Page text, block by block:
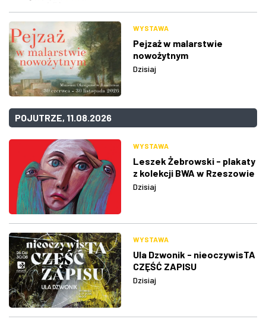
WYSTAWA
Pejzaż w malarstwie
nowożytnym
Dzisiaj
POJUTRZE, 11.08.2026
WYSTAWA
Leszek Żebrowski - plakaty
z kolekcji BWA w Rzeszowie
Dzisiaj
WYSTAWA
Ula Dzwonik - nieoczywisTA
CZĘŚĆ ZAPISU
Dzisiaj